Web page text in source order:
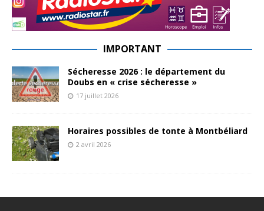
IMPORTANT
Sécheresse 2026 : le département du
Doubs en « crise sécheresse »
17 juillet 2026
Horaires possibles de tonte à Montbéliard
2 avril 2026